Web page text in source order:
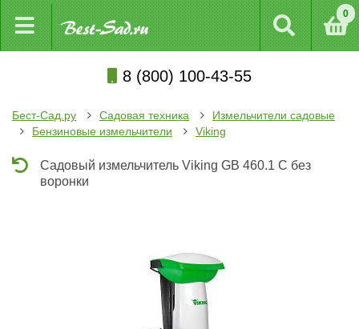
0
8 (800) 100-43-55
Бест-Сад.ру Садовая техника
Измельчители садовые
Бензиновые измельчители
Viking
Садовый измельчитель Viking GB 460.1 С без
воронки